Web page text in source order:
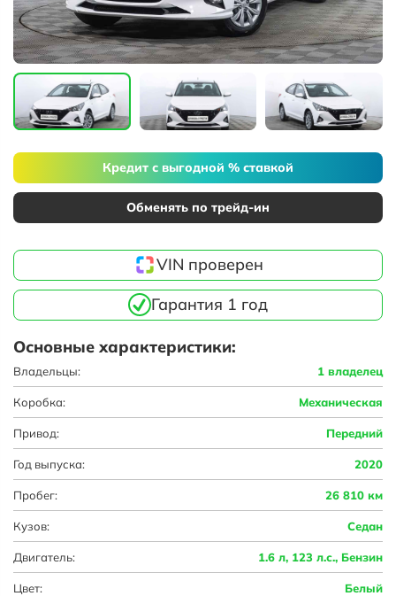
Кредит с выгодной % ставкой
Обменять по трейд-ин
VIN проверен
Гарантия 1 год
Основные характеристики:
Владельцы: 1 владелец
Коробка: Механическая
Привод: Передний
Год выпуска: 2020
Пробег: 26 810 км
Кузов: Седан
Двигатель: 1.6 л, 123 л.с., Бензин
Цвет: Белый